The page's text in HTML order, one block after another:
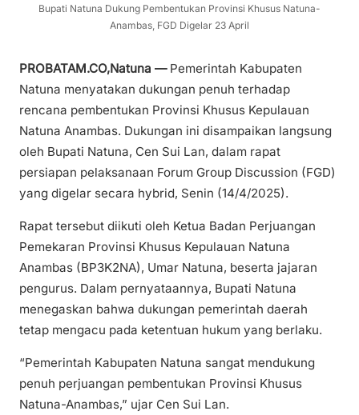
Bupati Natuna Dukung Pembentukan Provinsi Khusus Natuna-
Anambas, FGD Digelar 23 April
PROBATAM.CO,Natuna — Pemerintah Kabupaten
Natuna menyatakan dukungan penuh terhadap
rencana pembentukan Provinsi Khusus Kepulauan
Natuna Anambas. Dukungan ini disampaikan langsung
oleh Bupati Natuna, Cen Sui Lan, dalam rapat
persiapan pelaksanaan Forum Group Discussion (FGD)
yang digelar secara hybrid, Senin (14/4/2025).
Rapat tersebut diikuti oleh Ketua Badan Perjuangan
Pemekaran Provinsi Khusus Kepulauan Natuna
Anambas (BP3K2NA), Umar Natuna, beserta jajaran
pengurus. Dalam pernyataannya, Bupati Natuna
menegaskan bahwa dukungan pemerintah daerah
tetap mengacu pada ketentuan hukum yang berlaku.
“Pemerintah Kabupaten Natuna sangat mendukung
penuh perjuangan pembentukan Provinsi Khusus
Natuna-Anambas,” ujar Cen Sui Lan.